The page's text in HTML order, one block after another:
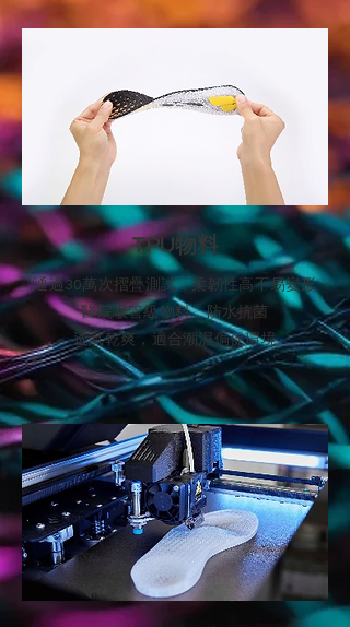
TPU物料
通過30萬次摺疊測試，柔韌性高不易變形
醫院喉管級物料，防水抗菌
透氣乾爽，適合潮濕侷促環境